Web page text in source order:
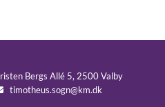
Bergs Allé 5, 2500 Valby
timotheus.sogn@km.dk